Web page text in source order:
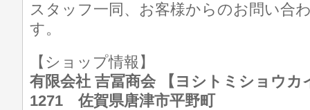
スタッフ一同、お客様からのお問い合
す。
【ショップ情報】
有限会社 吉冨商会 【ヨシトミショウ
1271 佐賀県唐津市平野町